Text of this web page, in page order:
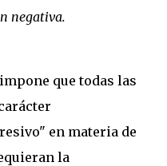
negativa.
que todas las
en materia de
la